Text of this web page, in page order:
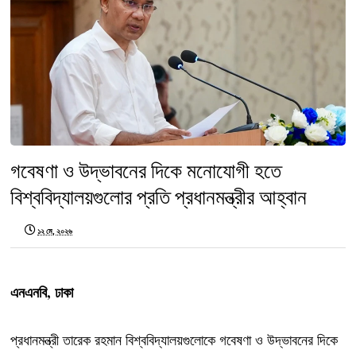
গবেষণা ও উদ্ভাবনের দিকে মনোযোগী হতে
বিশ্ববিদ্যালয়গুলোর প্রতি প্রধানমন্ত্রীর আহ্বান
১২ মে, ২০২৬
এনএনবি, ঢাকা
প্রধানমন্ত্রী তারেক রহমান বিশ্ববিদ্যালয়গুলোকে গবেষণা ও উদ্ভাবনের দিকে